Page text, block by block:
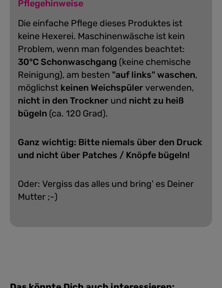
Pflegehinweise
Die einfache Pflege dieses Produktes ist
keine Hexerei. Maschinenwäsche ist kein
Problem, wenn man folgendes beachtet:
30°C Schonwaschgang (keine chemische
Reinigung), am besten "auf links" waschen,
möglichst keinen Weichspülerverwenden,
nicht in den Trockner und nicht zu heiß
bügeln (ca. 120 Grad).
Ganz wichtig: Bitte niemals über den Druck
und nicht über Patches / Knöpfe bügeln!
Oder: Vergiss das alles und bring' es Deiner
Mutter ;-)